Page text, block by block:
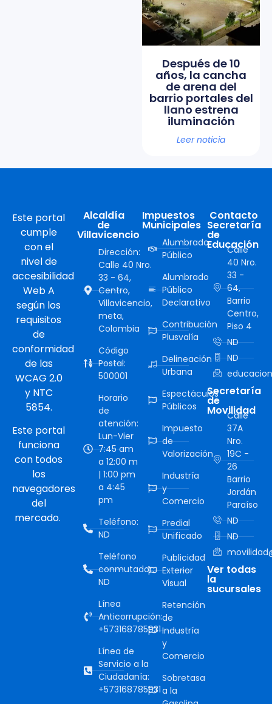
Después de 10
años, la cancha
de arena del
barrio portales del
llano estrena
iluminación
Leer noticia
Este portal
cumple
con el
nivel de
accesibilidad
Web A
según los
requisitos
de
conformidad
de las
WCAG 2.0
y NTC
5854.
Este portal
funciona
con todos
los
navegadores
del
mercado.
Alcaldía
de
Villavicencio
Dirección:
Calle 40 Nro.
33 - 64,
Centro,
Villavicencio,
meta,
Colombia
Código
Postal:
500001
Horario
de
atención:
Lun-Vier
7:45 am
a 12:00 m
| 1:00 pm
a 4:45
pm
Teléfono:
ND
Teléfono
conmutador:
ND
Línea
Anticorrupción:
+573168785931
Línea de
Servicio a la
Ciudadanía:
+573168785931
Impuestos
Municipales
Alumbrado
Público
Alumbrado
Público
Declarativo
Contribución
Plusvalía
Delineación
Urbana
Espectáculos
Públicos
Impuesto
de
Valorización
Industría
y
Comercio
Predial
Unificado
Publicidad
Exterior
Visual
Retención
de
Industría
y
Comercio
Sobretasa
a la
Contacto
Secretaría
de
Educación
Calle
40 Nro.
33 -
64,
Barrio
Centro,
Piso 4
ND
ND
Secretaría
de
Movilidad
Calle
37A
Nro.
19C -
26
Barrio
Jordán
Paraíso
ND
ND
Ver todas
la
sucursales